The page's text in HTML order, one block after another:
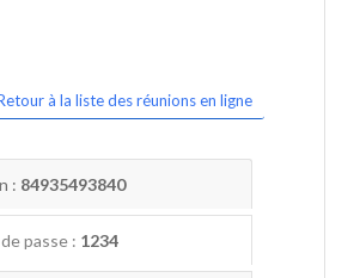
à la liste des réunions en ligne
: 84935493840
passe : 1234